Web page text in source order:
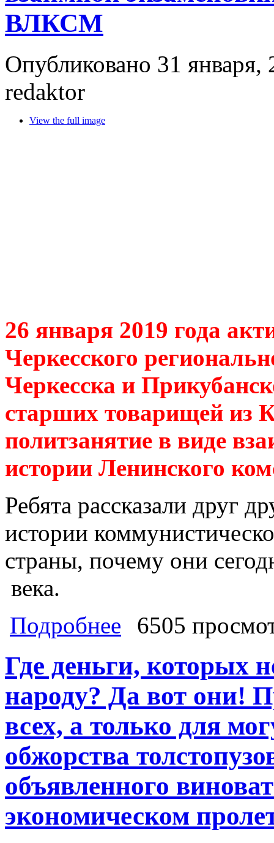
ВЛКСМ
Опубликовано 31 января,
redaktor
View the full image
26 января 2019 года
Черкесского
Черкесска и
старших товарищей из
политзанятие в виде
истории Ленинского
Ребята рассказали друг
истории
страны, почему они
века.
Подробнее о 26 января 2019 года активисты
Прикубанского района при
взаимной экзаменовки на знание
6505
Где деньги, которых
народу? Да вот они!
всех, а только для
обжорства
объявленного
экономическом